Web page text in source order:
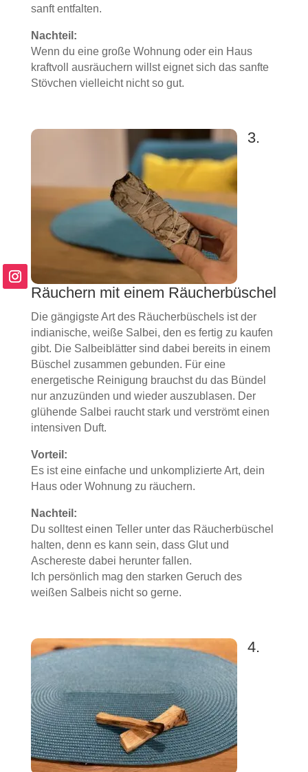
sanft entfalten.
Nachteil:
Wenn du eine große Wohnung oder ein Haus
kraftvoll ausräuchern willst eignet sich das sanfte
Stövchen vielleicht nicht so gut.
3.
Räuchern mit einem Räucherbüschel
Die gängigste Art des Räucherbüschels ist der
indianische, weiße Salbei, den es fertig zu kaufen
gibt. Die Salbeiblätter sind dabei bereits in einem
Büschel zusammen gebunden. Für eine
energetische Reinigung brauchst du das Bündel
nur anzuzünden und wieder auszublasen. Der
glühende Salbei raucht stark und verströmt einen
intensiven Duft.
Vorteil:
Es ist eine einfache und unkomplizierte Art, dein
Haus oder Wohnung zu räuchern.
Nachteil:
Du solltest einen Teller unter das Räucherbüschel
halten, denn es kann sein, dass Glut und
Aschereste dabei herunter fallen.
Ich persönlich mag den starken Geruch des
weißen Salbeis nicht so gerne.
4.